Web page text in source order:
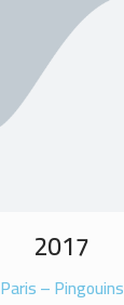
2017
Paris – Pingouins